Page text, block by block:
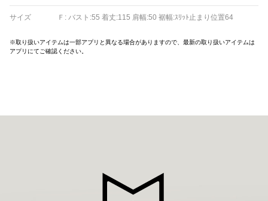
サイズ Ｆ: バスト:55 着丈:115 肩幅:50 裾幅:ｽﾘｯﾄ止まり位置64
※取り扱いアイテムは一部アプリと異なる場合がありますので、最新の取り扱いアイテムは
アプリにてご確認ください。